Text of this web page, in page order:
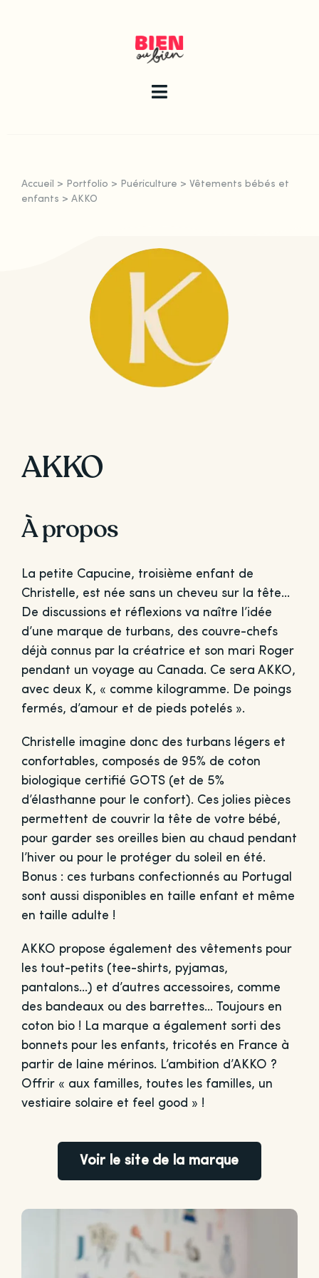
Toggle
Les articles
Qui sommes-nous ?
Accueil > Portfolio > Puériculture > Vêtements bébés et
enfants > AKKO
AKKO
À propos
La petite Capucine, troisième enfant de
Christelle, est née sans un cheveu sur la tête…
De discussions et réflexions va naître l’idée
d’une marque de turbans, des couvre-chefs
déjà connus par la créatrice et son mari Roger
pendant un voyage au Canada. Ce sera AKKO,
avec deux K, « comme kilogramme. De poings
fermés, d’amour et de pieds potelés ».
Christelle imagine donc des turbans légers et
confortables, composés de 95% de coton
biologique certifié GOTS (et de 5%
d’élasthanne pour le confort). Ces jolies pièces
permettent de couvrir la tête de votre bébé,
pour garder ses oreilles bien au chaud pendant
l’hiver ou pour le protéger du soleil en été.
Bonus : ces turbans confectionnés au Portugal
sont aussi disponibles en taille enfant et même
en taille adulte !
AKKO propose également des vêtements pour
les tout-petits (tee-shirts, pyjamas,
pantalons…) et d’autres accessoires, comme
des bandeaux ou des barrettes… Toujours en
coton bio ! La marque a également sorti des
bonnets pour les enfants, tricotés en France à
partir de laine mérinos. L’ambition d’AKKO ?
Offrir « aux familles, toutes les familles, un
vestiaire solaire et feel good » !
Voir le site de la marque